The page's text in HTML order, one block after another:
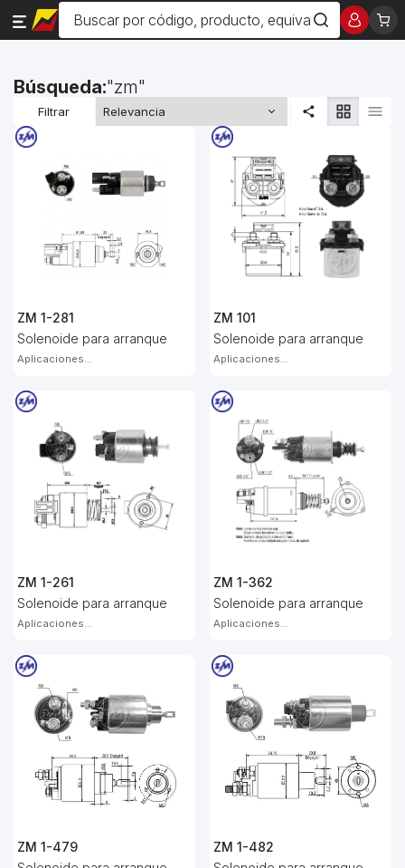
Búsqueda: zm
Filtrar
ZM 1-281
Solenoide para arranque
Aplicaciones...
ZM 101
Solenoide para arranque
Aplicaciones...
ZM 1-261
Solenoide para arranque
Aplicaciones...
ZM 1-362
Solenoide para arranque
Aplicaciones...
ZM 1-479
ZM 1-482